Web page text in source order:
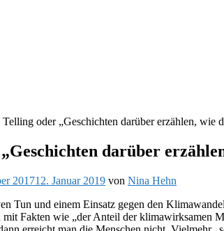
Telling oder „Geschichten darüber erzählen, wie
darüber
201712. Januar 2019 von Nina Hehn
Tun und einem Einsatz gegen den
Fakten wie „der Anteil der klimawirksamen